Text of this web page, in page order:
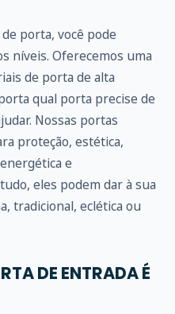
porta, você pode
níveis. Oferecemos uma
de porta de alta
qual porta precise de
Nossas portas
proteção, estética,
e
eles podem dar à sua
tradicional, eclética ou
DE ENTRADA É